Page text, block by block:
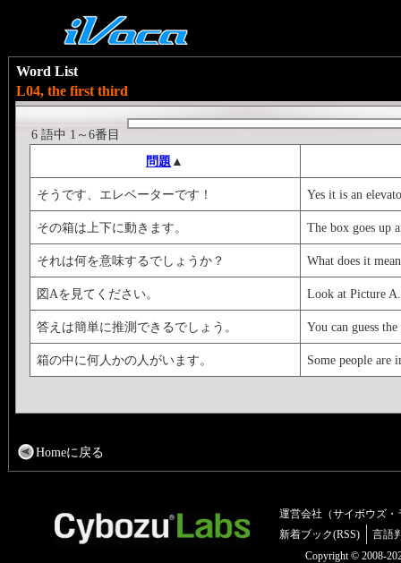
Word List
L04, the first third
6 語中 1～6番目
問題 ▲
そうです、エレベーターです！ Yes it is an
その箱は上下に動きます。 The box goes up
それは何を意味するでしょうか？ What does it
図Aを見てください。 Look at Picture A.
答えは簡単に推測できるでしょう。 You can guess
箱の中に何人かの人がいます。 Some people are
Homeに戻る
運営会社（サイボウズ・
新着ブック(RSS)
言語
Copyright © 2008-